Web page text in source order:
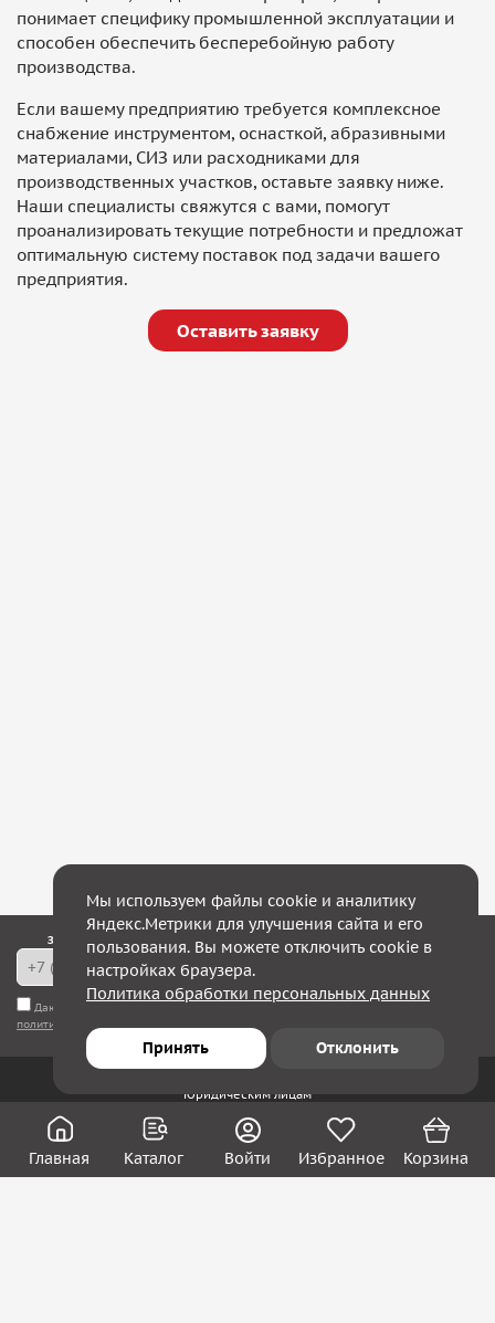
Главная Каталог Избранное
Войти Корзина
понимает специфику промышленной эксплуатации и
способен обеспечить бесперебойную работу
производства.
Если вашему предприятию требуется комплексное
снабжение инструментом, оснасткой, абразивными
материалами, СИЗ или расходниками для
производственных участков, оставьте заявку ниже.
Наши специалисты свяжутся с вами, помогут
проанализировать текущие потребности и предложат
оптимальную систему поставок под задачи вашего
предприятия.
Оставить заявку
Закажите обратный звонок — в течение 10 минут мы с Вами свяжемся!
Даю согласие на обработку моих персональных данных
политикой конфиденциальности
Юридическим лицам
Акции
Вакансии
Контакты
Мы используем файлы cookie и аналитику
Яндекс.Метрики для улучшения сайта и его
пользования. Вы можете отключить cookie в
настройках браузера.
Политика обработки персональных данных
Принять Отклонить